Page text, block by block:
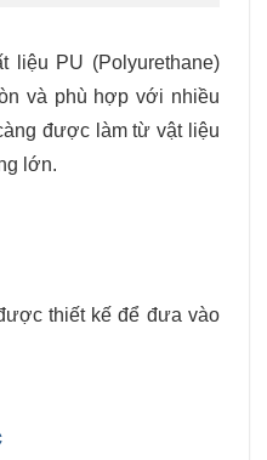
PU (Polyurethane)
và phù hợp với nhiều
được làm từ vật liệu
lớn.
thiết kế để đưa vào